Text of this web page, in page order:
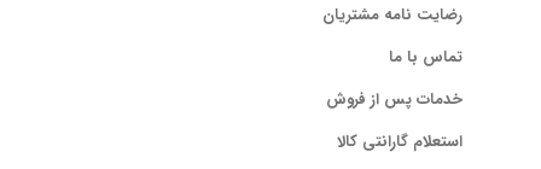
رضایت نامه مشتریان
تماس با ما
خدمات پس از فروش
استعلام گارانتی کالا